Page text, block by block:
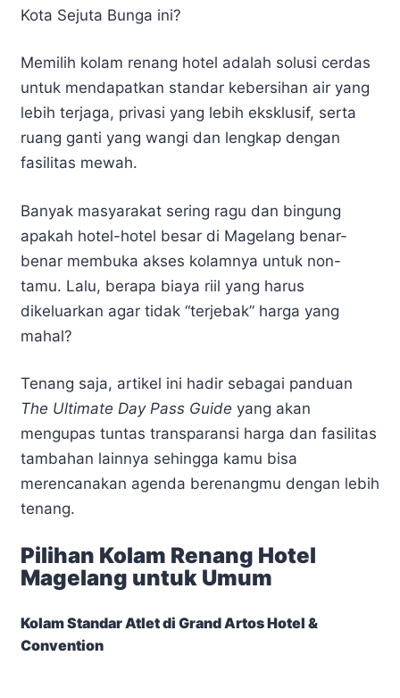
Kota Sejuta Bunga ini?
Memilih kolam renang hotel adalah solusi cerdas
untuk mendapatkan standar kebersihan air yang
lebih terjaga, privasi yang lebih eksklusif, serta
ruang ganti yang wangi dan lengkap dengan
fasilitas mewah.
Banyak masyarakat sering ragu dan bingung
apakah hotel-hotel besar di Magelang benar-
benar membuka akses kolamnya untuk non-
tamu. Lalu, berapa biaya riil yang harus
dikeluarkan agar tidak “terjebak” harga yang
mahal?
Tenang saja, artikel ini hadir sebagai panduan
The Ultimate Day Pass Guide yang akan
mengupas tuntas transparansi harga dan fasilitas
tambahan lainnya sehingga kamu bisa
merencanakan agenda berenangmu dengan lebih
tenang.
Pilihan Kolam Renang Hotel
Magelang untuk Umum
Kolam Standar Atlet di Grand Artos Hotel &
Convention